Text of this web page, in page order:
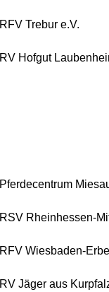
RFV Trebur e.V.
RV Hofgut
Pferdecentrum
RSV Rheinhessen-
RFV Wiesbaden-
RV Jäger aus